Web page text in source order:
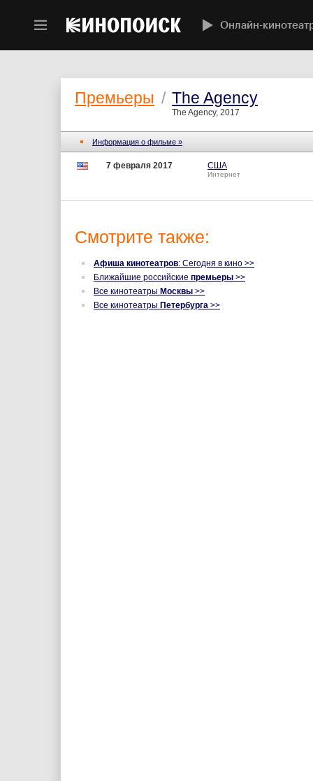
Онлайн-
Премьеры / The Agency
The Agency, 2017
Информация о фильме »
7 февраля 2017 США
Интернет
Смотрите также:
Афиша кинотеатров: Сегодня в кино >>
Ближайшие российские премьеры >>
Все кинотеатры Москвы >>
Все кинотеатры Петербурга >>